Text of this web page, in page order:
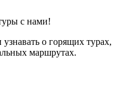
с нами!
о горящих турах,
маршрутах.